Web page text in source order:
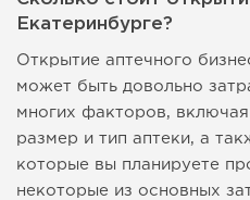
Екатеринбурге?
Открытие аптечного
может быть довольно
многих факторов,
размер и тип аптеки, а
которые вы планируете
некоторые из основных